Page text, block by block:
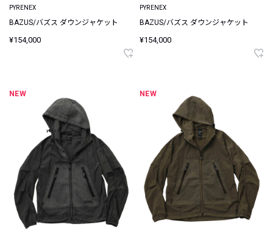
PYRENEX
BAZUS/バズス ダウンジャケット
¥154,000
PYRENEX
BAZUS/バズス ダウンジャケット
¥154,000
NEW NEW